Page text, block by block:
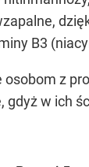
B3
osobom z
w ich